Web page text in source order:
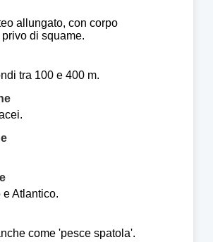
allungato, con corpo
di squame.
tra 100 e 400 m.
e Atlantico.
come 'pesce spatola'.